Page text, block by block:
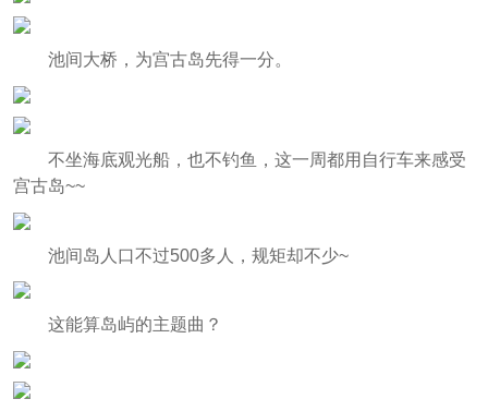
池间大桥，为宫古岛先得一分。
不坐海底观光船，也不钓鱼，这一周都用自行车来感受
宫古岛~~
池间岛人口不过500多人，规矩却不少~
这能算岛屿的主题曲？